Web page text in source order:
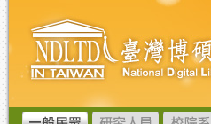
跳
到
主
要
內
容
臺
灣
博
碩
士
論